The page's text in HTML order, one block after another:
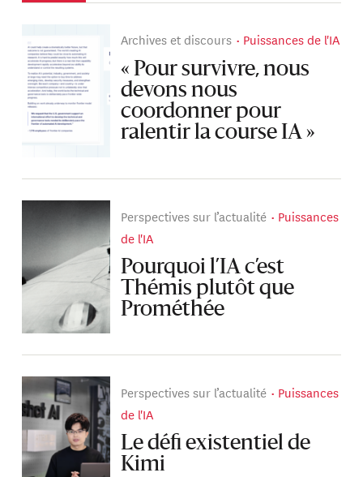
Archives et discours Puissances de l'IA
« Pour survivre, nous
devons nous
coordonner pour
ralentir la course IA »
Perspectives sur l’actualité
Puissances
de l'IA
Pourquoi l’IA c’est
Thémis plutôt que
Prométhée
Perspectives sur l’actualité
Puissances
de l'IA
Le défi existentiel de
Kimi